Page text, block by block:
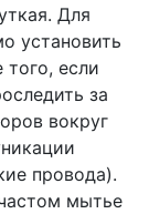
Для
установить
того, если
за
вокруг
провода).
мытье